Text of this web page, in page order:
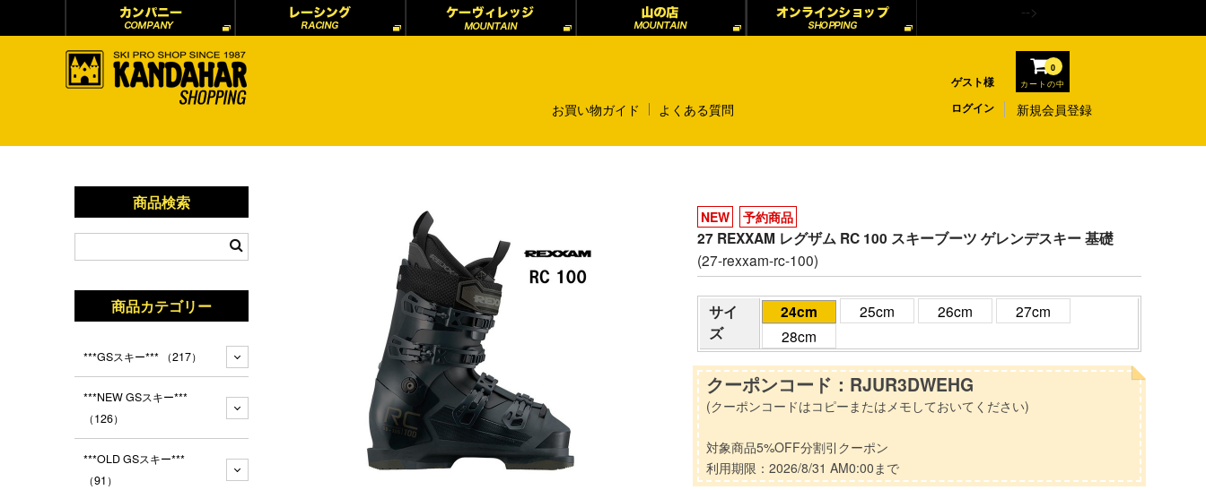
-->
ゲスト様 カートの中
0
ログイン 新規会員登録
お買い物ガイド よくある質問
NEW 予約商品
27 REXXAM レグザム RC 100 スキーブーツ ゲレンデスキー 基礎
(27-rexxam-rc-100)
サイ
ズ
24cm 25cm 26cm
27cm
28cm
クーポンコード：RJUR3DWEHG
(クーポンコードはコピーまたはメモしておいてください)
対象商品5%OFF分割引クーポン
利用期限：2026/8/31 AM0:00まで
商品検索
商品カテゴリー
***GSスキー*** （217）
***NEW GSスキー***
（126）
***OLD GSスキー***
（91）